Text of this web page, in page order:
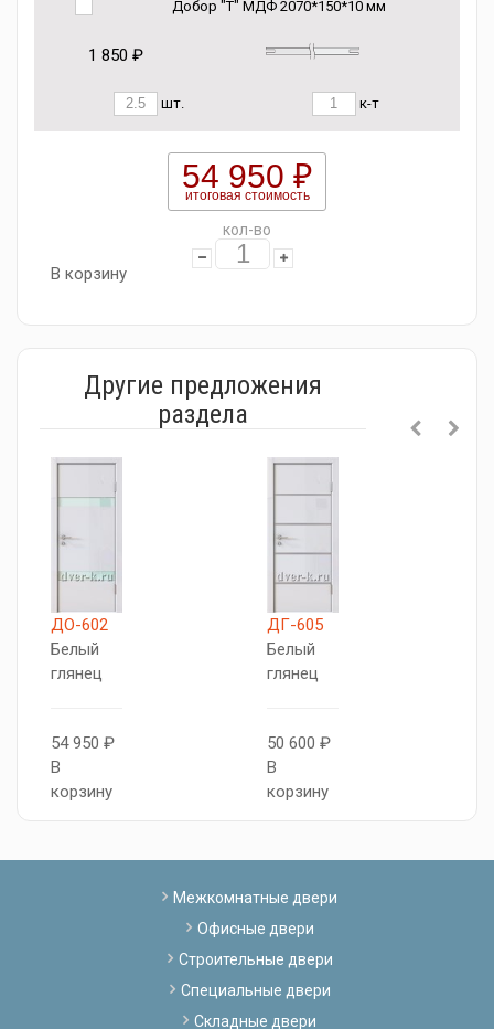
Добор "Т" МДФ 2070*150*10 мм
1 850 ₽
шт. к-т
54 950 ₽
итоговая стоимость
кол-во
В корзину
Другие предложения
раздела
ДО-602
Белый
глянец
54 950 ₽
В
корзину
ДГ-605
Белый
глянец
50 600 ₽
В
корзину
Межкомнатные двери
Офисные двери
Строительные двери
Специальные двери
Складные двери